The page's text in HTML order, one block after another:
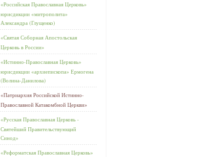
«Российская Православная Церковь»
юрисдикции «митрополита»
Александра (Глущенко)
«Святая Соборная Апостольская
Церковь в России»
«Истинно-Православная Церковь»
юрисдикции «архиепископа» Ермогена
(Волина-Данилова)
«Патриархия Российской Истинно-
Православной Катакомбной Церкви»
«Русская Православная Церковь -
Святейший Правительствующий
Синод»
«Реформатская Православная Церковь»